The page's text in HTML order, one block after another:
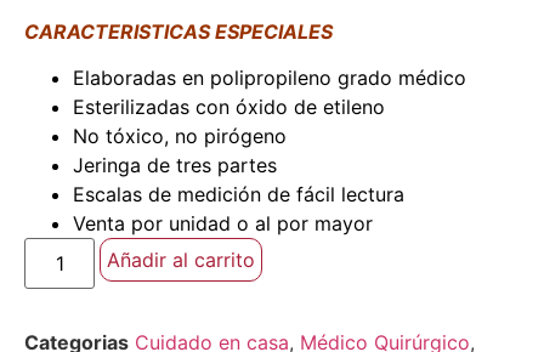
CARACTERISTICAS ESPECIALES
Elaboradas en polipropileno grado médico
Esterilizadas con óxido de etileno
No tóxico, no pirógeno
Jeringa de tres partes
Escalas de medición de fácil lectura
Venta por unidad o al por mayor
Añadir al carrito
Categorias Cuidado en casa, Médico Quirúrgico,